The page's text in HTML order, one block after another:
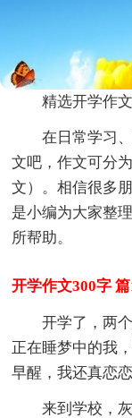
精选开学作
在日常学习
文吧，作文可分
文）。相信很多
是小编为大家整
所帮助。
开学作文300字 篇
开学了，两
正在睡梦中的我
早醒，我还真恋
来到学校，